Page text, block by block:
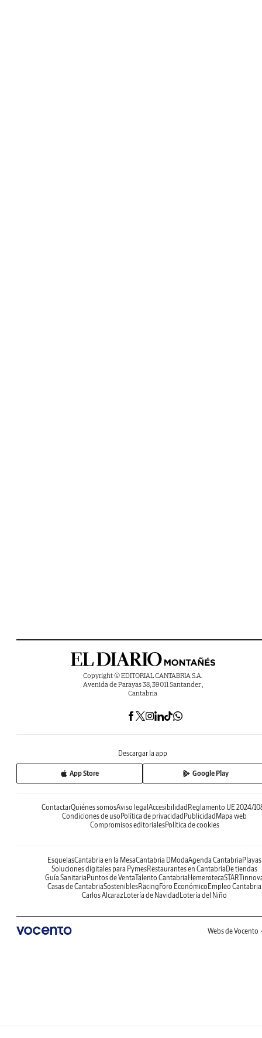
Copyright © EDITORIAL CANTABRIA S.A.
Avenida de Parayas 38, 39011 Santander ,
Cantabria
Descargar la app
App Store Google Play
ContactarQuiénes somosAviso legalAccesibilidadReglamento UE 2024/
Condiciones de usoPolítica de privacidadPublicidadMapa web
Compromisos editorialesPolítica de cookies
EsquelasCantabria en la MesaCantabria DModaAgenda CantabriaPlayas
Soluciones digitales para PymesRestaurantes en CantabriaDe tiendas
Guía SanitariaPuntos de VentaTalento CantabriaHemeroteca
Casas de CantabriaSosteniblesRacingForo EconómicoEmpleo Cantabria
Carlos AlcarazLotería de NavidadLotería del Niño
Webs de Vocento